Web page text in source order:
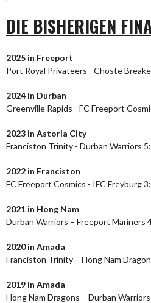
DIE BISHERIGEN
2025 in Freeport
Port Royal Privateers - Choste
2024 in Durban
Greenville Rapids - FC Freeport
2023 in Astoria City
Franciston Trinity - Durban Warriors
2022 in Franciston
FC Freeport Cosmics - IFC Freyburg
2021 in Hong Nam
Durban Warriors – Freeport Mariners
2020 in Amada
Franciston Trinity – Hong Nam
2019 in Amada
Hong Nam Dragons – Durban